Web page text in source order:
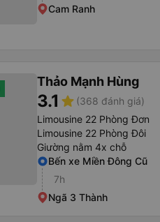
Cam Ranh
Thảo Mạnh Hùng
3.1 star (368 đánh giá)
Limousine 22 Phòng Đơn
Limousine 22 Phòng Đôi
Giường nằm 4x chỗ
Bến xe Miền Đông Cũ
7h
Ngã 3 Thành